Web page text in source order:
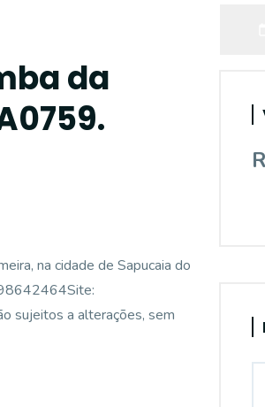
da
na cidade de Sapucaia do
sujeitos a alterações, sem